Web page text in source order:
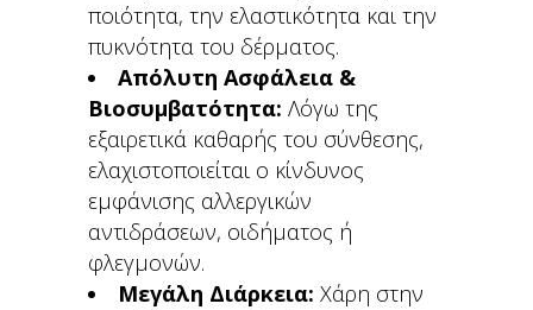
ποιότητα, την ελαστικότητα και την
πυκνότητα του δέρματος.
Απόλυτη Ασφάλεια &
Βιοσυμβατότητα: Λόγω της
εξαιρετικά καθαρής του σύνθεσης,
ελαχιστοποιείται ο κίνδυνος
εμφάνισης αλλεργικών
αντιδράσεων, οιδήματος ή
φλεγμονών.
Μεγάλη Διάρκεια: Χάρη στην